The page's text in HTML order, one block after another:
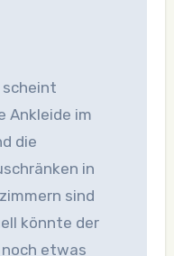
scheint
Ankleide im
die
in
sind
könnte der
etwas